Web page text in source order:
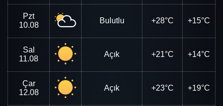
Pzt
10.08
Bulutlu +28°C +15°C
Sal
11.08
Açık +21°C +14°C
Çar
12.08
Açık +23°C +19°C